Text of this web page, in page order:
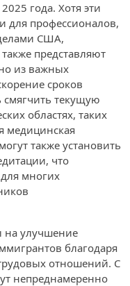
года. Хотя эти
для профессионалов,
США,
представляют
из важных
сроков
смягчить текущую
областях, таких
медицинская
также установить
что
многих
на улучшение
благодаря
отношений. С
непреднамеренно